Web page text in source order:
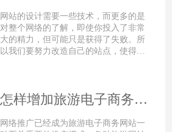
网站的设计需要一些技术，而更多的是
对整个网络的了解，即使你投入了非常
大的精力，但可能只是获得了失败。所
以我们要努力改造自己的站点，使得它
怎样增加旅游电子商务网站的外部链接
网络推广已经成为旅游电子商务网站一